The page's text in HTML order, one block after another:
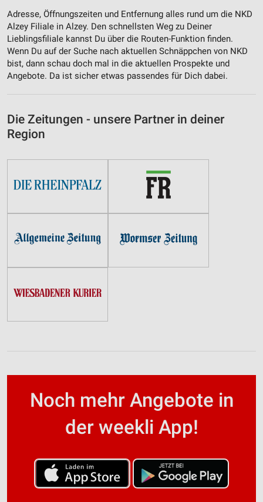
Adresse, Öffnungszeiten und Entfernung alles rund um die NKD
Alzey Filiale in Alzey. Den schnellsten Weg zu Deiner
Lieblingsfiliale kannst Du über die Routen-Funktion finden.
Wenn Du auf der Suche nach aktuellen Schnäppchen von NKD
bist, dann schau doch mal in die aktuellen Prospekte und
Angebote. Da ist sicher etwas passendes für Dich dabei.
Die Zeitungen - unsere Partner in deiner
Region
Noch mehr Angebote in
der weekli App!